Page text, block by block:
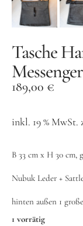
Tasche
189,00 €
inkl. 19 % MwSt.
B 33 cm x H 30 cm,
Nubuk Leder +
hinten außen 1
1 vorrätig